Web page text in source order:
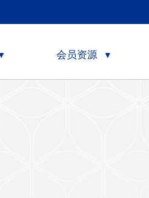
会员资源